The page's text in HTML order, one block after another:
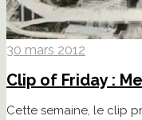
30 mars 2012
Clip of Friday :
Cette semaine, le clip